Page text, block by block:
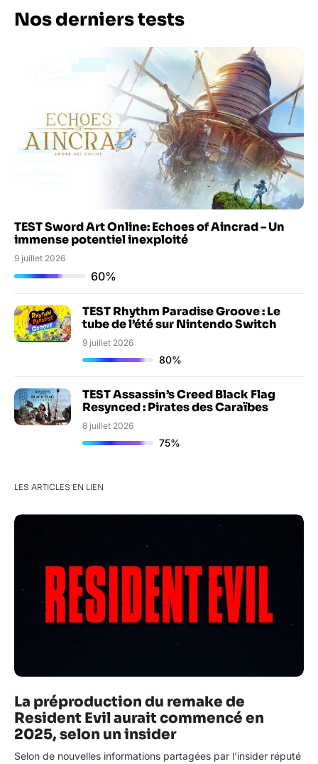
Nos derniers tests
TEST Sword Art Online: Echoes of Aincrad – Un
immense potentiel inexploité
9 juillet 2026
60%
TEST Rhythm Paradise Groove : Le
tube de l’été sur Nintendo Switch
9 juillet 2026
80%
TEST Assassin’s Creed Black Flag
Resynced : Pirates des Caraïbes
8 juillet 2026
75%
LES ARTICLES EN LIEN
La préproduction du remake de
Resident Evil aurait commencé en
2025, selon un insider
Selon de nouvelles informations partagées par l’insider réputé